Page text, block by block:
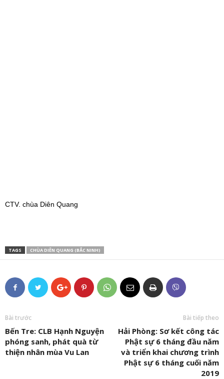
CTV. chùa Diên Quang
TAGS CHÙA DIÊN QUANG (BẮC NINH)
Bài trước
Bến Tre: CLB Hạnh Nguyện
phóng sanh, phát quà từ
thiện nhân mùa Vu Lan
Bài tiếp theo
Hải Phòng: Sơ kết công tác
Phật sự 6 tháng đầu năm
và triển khai chương trình
Phật sự 6 tháng cuối năm
2019